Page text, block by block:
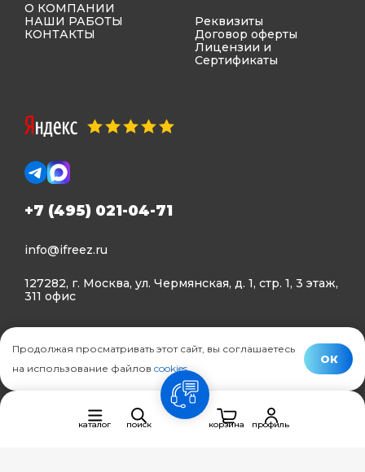
О КОМПАНИИ
НАШИ РАБОТЫ
КОНТАКТЫ
Реквизиты
Договор оферты
Лицензии и
Сертификаты
+7 (495) 021-04-71
info@ifreez.ru
127282, г. Москва, ул. Чермянская, д. 1, стр. 1, 3 этаж,
311 офис
Политика конфиденциальности
© Ifreez - продажа и установка климатической техники,
каталог поиск
связь
корзина
профиль
Продолжая просматривать этот сайт, вы соглашаетесь
на использование файлов cookies.
ОК